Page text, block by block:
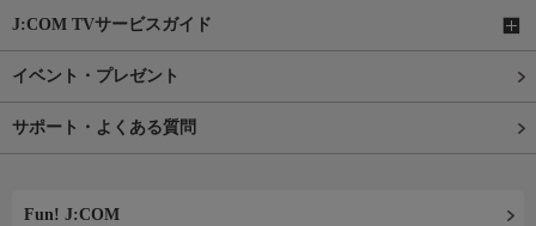
J:COM TVサービスガイド
イベント・プレゼント
サポート・よくある質問
Fun! J:COM